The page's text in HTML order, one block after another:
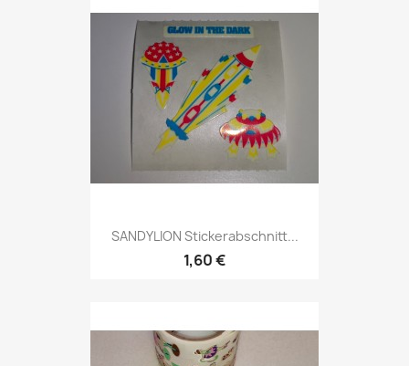
SANDYLION Stickerabschnitt...
1,60 €